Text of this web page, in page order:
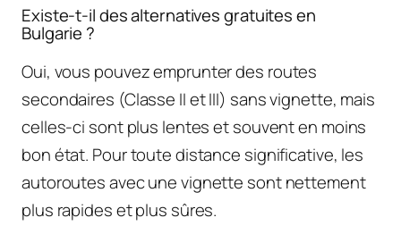
Existe-t-il des alternatives gratuites en
Bulgarie ?
Oui, vous pouvez emprunter des routes
secondaires (Classe II et III) sans vignette, mais
celles-ci sont plus lentes et souvent en moins
bon état. Pour toute distance significative, les
autoroutes avec une vignette sont nettement
plus rapides et plus sûres.